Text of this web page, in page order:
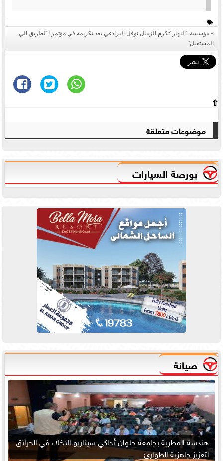
مؤسسة ”النهار”تكرم الزميل نوفل البرادعي بعد تكريمه في مؤتمر ا”لطريق الي
المستقبل”
⇧
موضوعات متعلقة
بورصة السيارات
صيانة
هندسة المطرية بجامعة حلوان تُحاكي سيناريو الإخلاء في الحرائق
لتعزيز جاهزية الطوارئ